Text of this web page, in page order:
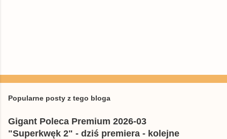
e
i
j
Popularne posty z tego bloga
Gigant Poleca Premium 2026-03
"Superkwęk 2" - dziś premiera - kolejne